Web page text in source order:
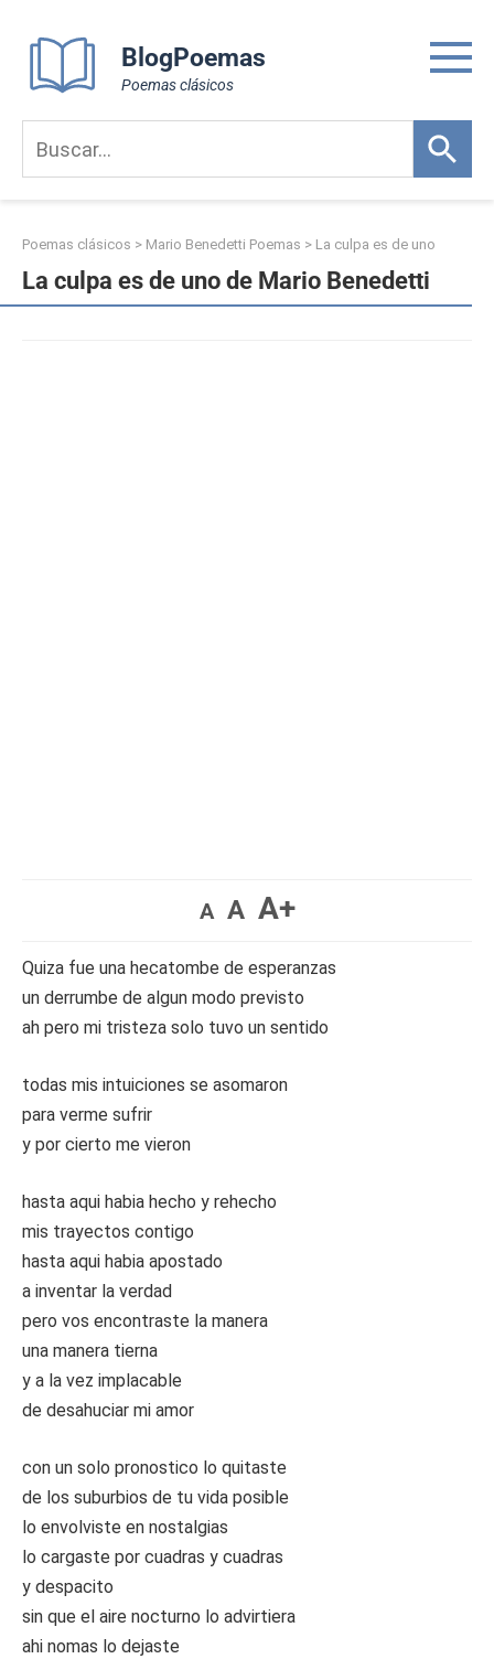
content
BlogPoemas
Poemas clásicos
Poemas clásicos > Mario Benedetti Poemas > La culpa es de uno
La culpa es de uno de Mario Benedetti
A A A+
Quiza fue una hecatombe de esperanzas
un derrumbe de algun modo previsto
ah pero mi tristeza solo tuvo un sentido
todas mis intuiciones se asomaron
para verme sufrir
y por cierto me vieron
hasta aqui habia hecho y rehecho
mis trayectos contigo
hasta aqui habia apostado
a inventar la verdad
pero vos encontraste la manera
una manera tierna
y a la vez implacable
de desahuciar mi amor
con un solo pronostico lo quitaste
de los suburbios de tu vida posible
lo envolviste en nostalgias
lo cargaste por cuadras y cuadras
y despacito
sin que el aire nocturno lo advirtiera
ahi nomas lo dejaste